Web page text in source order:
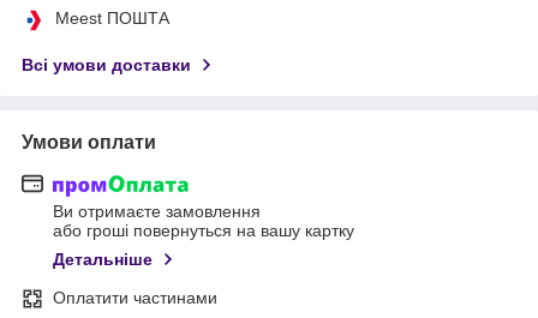
Meest ПОШТА
Всі умови доставки
Умови оплати
Ви отримаєте замовлення
або гроші повернуться на вашу картку
Детальніше
Оплатити частинами